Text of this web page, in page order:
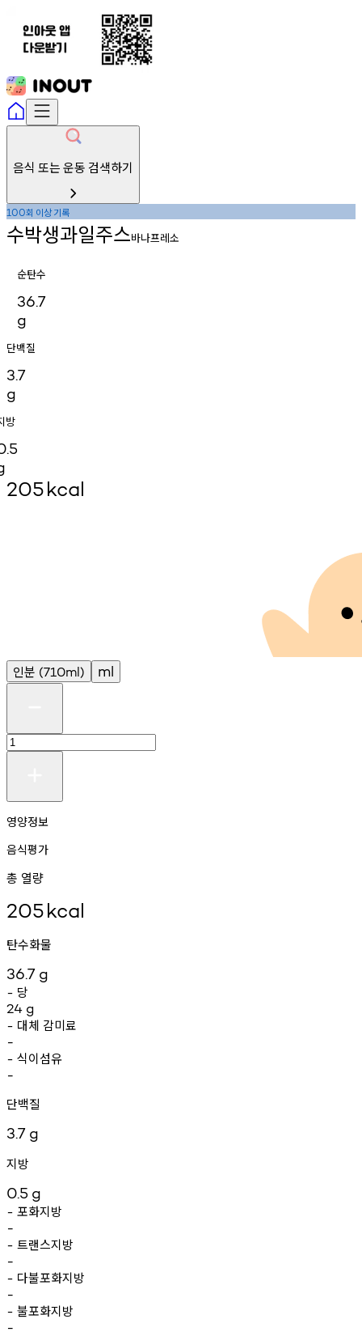
음식 또는 운동 검색하기
100회 이상기록
수박생과일주스바나프레소
순탄수
36.7
g
단백질
3.7
g
방
205kcal
인분 (710ml) ml
영양정보
음식평가
총 열량
205kcal
탄수화물
36.7 g
- 당
24 g
- 대체 감미료
-
- 식이섬유
-
단백질
3.7 g
지방
0.5 g
- 포화지방
-
- 트랜스지방
-
- 다불포화지방
-
- 불포화지방
-